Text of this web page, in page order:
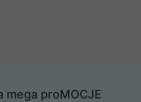
mega proMOCJE